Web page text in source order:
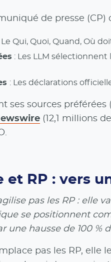
de presse
Le Qui, Quoi, Quand, Où
: Les LLM sélectionnent
: Les déclarations
ses sources
(12,1 millions
et RP : vers
pas les RP : elle
se positionnent
une hausse de 100 %
pas les RP, elle